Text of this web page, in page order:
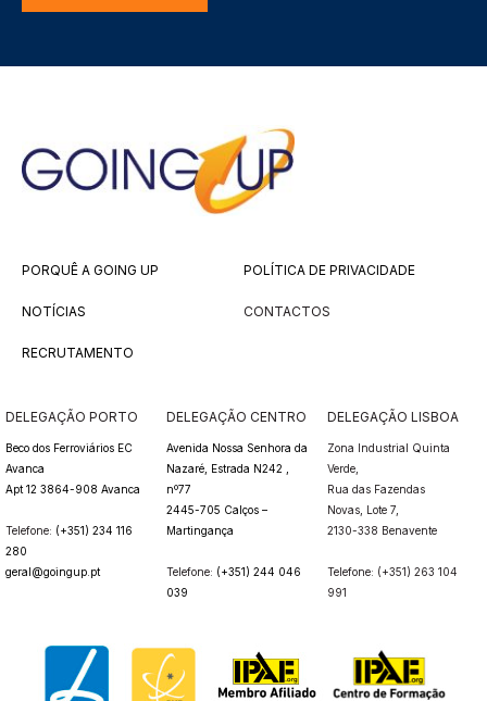
PORQUÊ A GOING UP
NOTÍCIAS
RECRUTAMENTO
POLÍTICA DE PRIVACIDADE
CONTACTOS
DELEGAÇÃO PORTO
Beco dos Ferroviários EC
Avanca
Apt 12 3864-908 Avanca
Telefone: (+351) 234 116
280
geral@goingup.pt
DELEGAÇÃO CENTRO
Avenida Nossa Senhora da
Nazaré, Estrada N242 ,
nº77
2445-705 Calços –
Martingança
Telefone: (+351) 244 046
039
DELEGAÇÃO LISBOA
Zona Industrial Quinta
Verde,
Rua das Fazendas
Novas, Lote 7,
2130-338 Benavente
Telefone: (+351) 263 104
991